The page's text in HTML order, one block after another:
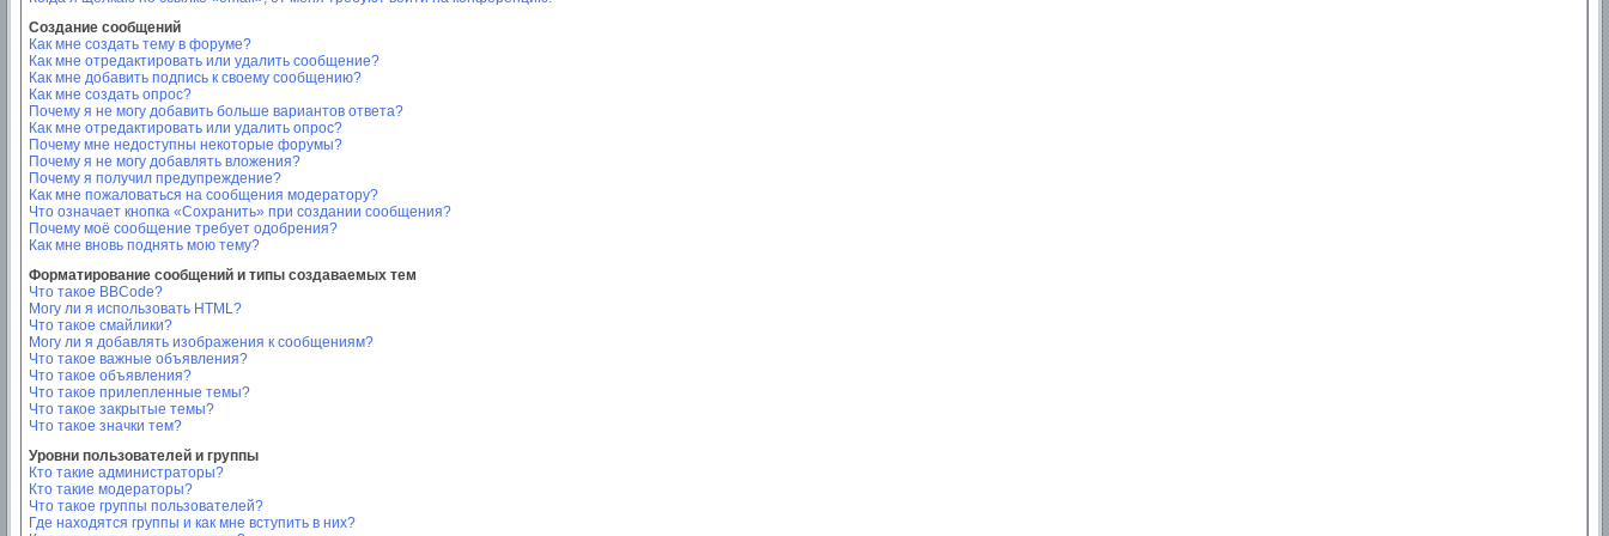
Создание сообщений
Как мне создать тему в форуме?
Как мне отредактировать или удалить сообщение?
Как мне добавить подпись к своему сообщению?
Как мне создать опрос?
Почему я не могу добавить больше вариантов ответа?
Как мне отредактировать или удалить опрос?
Почему мне недоступны некоторые форумы?
Почему я не могу добавлять вложения?
Почему я получил предупреждение?
Как мне пожаловаться на сообщения модератору?
Что означает кнопка «Сохранить» при создании сообщения?
Почему моё сообщение требует одобрения?
Как мне вновь поднять мою тему?
Форматирование сообщений и типы создаваемых тем
Что такое BBCode?
Могу ли я использовать HTML?
Что такое смайлики?
Могу ли я добавлять изображения к сообщениям?
Что такое важные объявления?
Что такое объявления?
Что такое прилепленные темы?
Что такое закрытые темы?
Что такое значки тем?
Уровни пользователей и группы
Кто такие администраторы?
Кто такие модераторы?
Что такое группы пользователей?
Где находятся группы и как мне вступить в них?